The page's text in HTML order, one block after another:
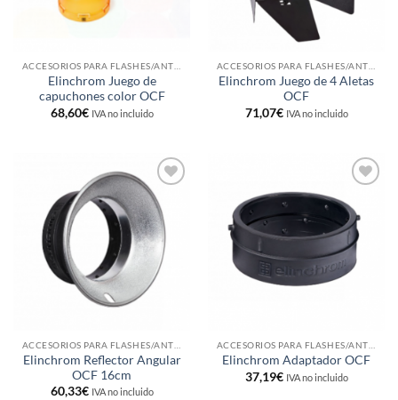
ACCESORIOS PARA FLASHES/ANTORCHAS
Elinchrom Juego de
capuchones color OCF
68,60€ IVA no incluido
ACCESORIOS PARA FLASHES/ANTORCHAS
Elinchrom Juego de 4 Aletas
OCF
71,07€ IVA no incluido
Añadir
a la
lista de
deseos
Elinchrom Reflector Angular
OCF 16cm
60,33€ IVA no incluido
a la
lista de
deseos
Elinchrom Adaptador OCF
37,19€ IVA no incluido